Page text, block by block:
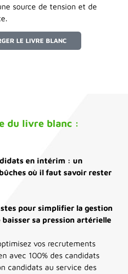
source de tension et de
LE LIVRE BLANC
du livre blanc :
en intérim : un
où il faut savoir rester
pour simplifier la gestion
sa pression artérielle
vos recrutements
avec 100% des candidats
candidats au service des